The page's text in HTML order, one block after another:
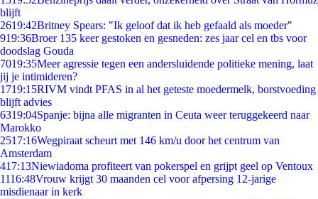
blijft
2619:42Britney Spears: "Ik geloof dat ik heb gefaald als moeder"
919:36Broer 135 keer gestoken en gesneden: zes jaar cel en tbs voor
doodslag Gouda
7019:35Meer agressie tegen een andersluidende politieke mening, laat
jij je intimideren?
1719:15RIVM vindt PFAS in al het geteste moedermelk, borstvoeding
blijft advies
6319:04Spanje: bijna alle migranten in Ceuta weer teruggekeerd naar
Marokko
2517:16Wegpiraat scheurt met 146 km/u door het centrum van
Amsterdam
417:13Niewiadoma profiteert van pokerspel en grijpt geel op Ventoux
1116:48Vrouw krijgt 30 maanden cel voor afpersing 12-jarige
misdienaar in kerk